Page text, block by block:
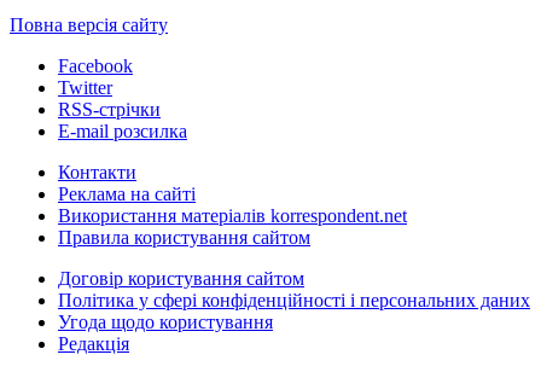
Повна версія сайту
Facebook
Twitter
RSS-стрічки
E-mail розсилка
Контакти
Реклама на сайті
Використання матеріалів korrespondent.net
Правила користування сайтом
Договір користування сайтом
Політика у сфері конфіденційності і персональних даних
Угода щодо користування
Редакція